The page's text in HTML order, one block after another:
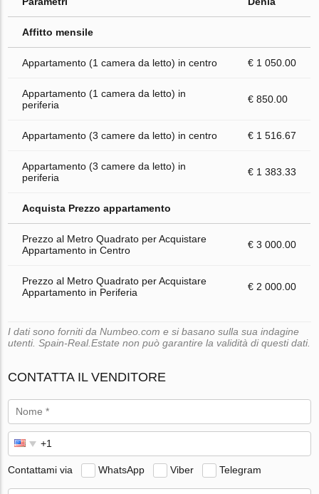
Affitto mensile
Appartamento (1 camera da letto) in centro € 1 050.00
Appartamento (1 camera da letto) in
periferia
€ 850.00
Appartamento (3 camere da letto) in centro € 1 516.67
Appartamento (3 camere da letto) in
periferia
€ 1 383.33
Acquista Prezzo appartamento
Prezzo al Metro Quadrato per Acquistare
Appartamento in Centro
€ 3 000.00
Prezzo al Metro Quadrato per Acquistare
Appartamento in Periferia
€ 2 000.00
I dati sono forniti da Numbeo.com e si basano sulla sua indagine
utenti. Spain-Real.Estate non può garantire la validità di questi dati.
CONTATTA IL VENDITORE
Contattami via WhatsApp Viber Telegram